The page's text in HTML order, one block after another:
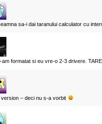
sa-i dai taranului calculator cu
am formatat si eu vre-o 2-3 drivere.
– deci nu s-a vorbit